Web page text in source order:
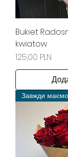
Bukiet
kwiatow
Ціна
125,00 PLN
Завжди маємо